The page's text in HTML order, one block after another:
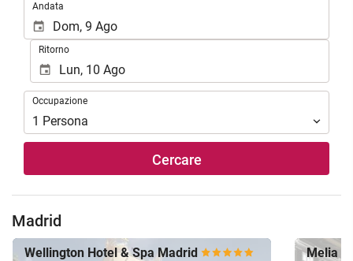
Andata
Ritorno
Occupazione
Occupazione
1 Persona
Cercare
Madrid
Wellington Hotel & Spa Madrid Melia